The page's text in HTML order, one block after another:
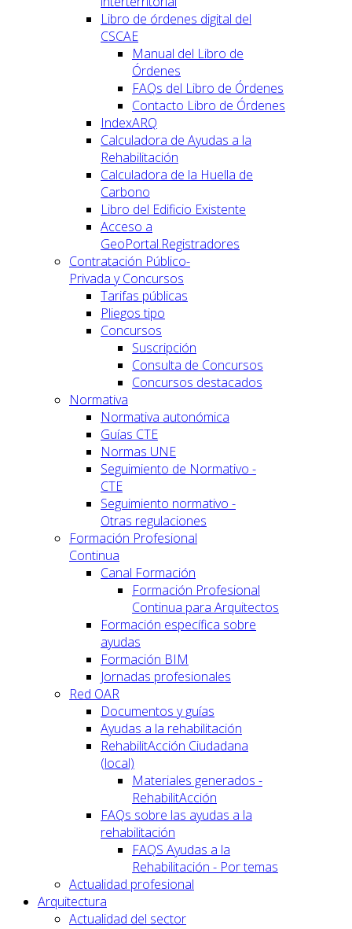
Libro de órdenes digital del
CSCAE
Manual del Libro de
Órdenes
FAQs del Libro de Órdenes
Contacto Libro de Órdenes
IndexARQ
Calculadora de Ayudas a la
Rehabilitación
Calculadora de la Huella de
Carbono
Libro del Edificio Existente
Acceso a
GeoPortal.Registradores
Contratación Público-
Privada y Concursos
Tarifas públicas
Pliegos tipo
Concursos
Suscripción
Consulta de Concursos
Concursos destacados
Normativa
Normativa autonómica
Guías CTE
Normas UNE
Seguimiento de Normativo -
CTE
Seguimiento normativo -
Otras regulaciones
Formación Profesional
Continua
Canal Formación
Formación Profesional
Continua para Arquitectos
Formación específica sobre
ayudas
Formación BIM
Jornadas profesionales
Red OAR
Documentos y guías
Ayudas a la rehabilitación
RehabilitAcción Ciudadana
(local)
Materiales generados -
RehabilitAcción
FAQs sobre las ayudas a la
rehabilitación
FAQS Ayudas a la
Rehabilitación - Por temas
Actualidad profesional
Arquitectura
Actualidad del sector